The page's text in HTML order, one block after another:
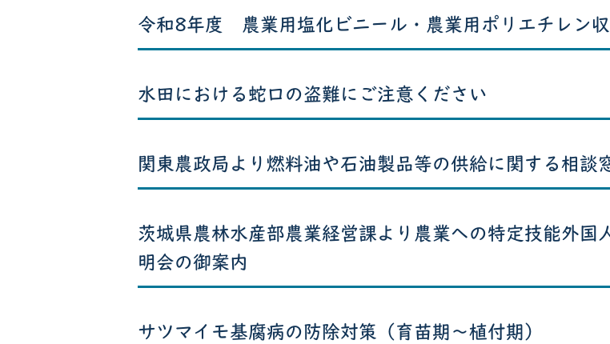
令和8年度 農業用塩化ビニール・農業用ポリエチレン収
水田における蛇口の盗難にご注意ください
関東農政局より燃料油や石油製品等の供給に関する相談
茨城県農林水産部農業経営課より農業への特定技能外国
明会の御案内
サツマイモ基腐病の防除対策（育苗期〜植付期）